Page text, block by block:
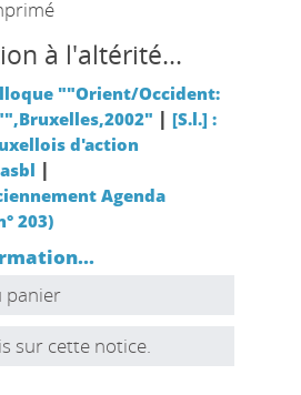
à l'altérité...
""Orient/Occident:
| [S.l.] :
d'action
|
Agenda
203)
panier
sur cette notice.